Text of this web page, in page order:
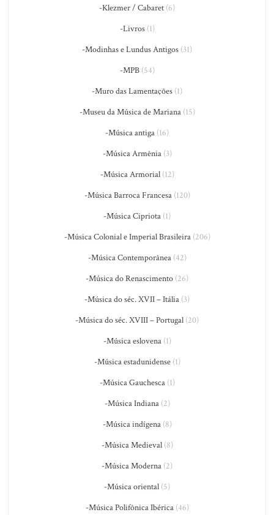
-Klezmer / Cabaret (6)
-Livros(1)
-Modinhas e Lundus Antigos (31)
-MPB(54)
-Muro das Lamentações (1)
-Museu da Música de Mariana(15)
-Música antiga (16)
-Música Armênia(3)
-Música Armorial(12)
-Música Barroca Francesa(120)
-Música Cipriota (1)
-Música Colonial e Imperial Brasileira(206)
-Música Contemporânea(42)
-Música do Renascimento (26)
-Música do séc. XVII – Itália (3)
-Música do séc. XVIII – Portugal (20)
-Música eslovena(1)
-Música estadunidense(1)
-Música Gauchesca(1)
-Música Indiana(2)
-Música indígena(8)
-Música Medieval(8)
-Música Moderna (2)
-Música oriental (5)
-Música Polifônica Ibérica(46)